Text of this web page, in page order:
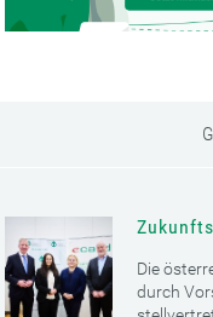
Die
durch